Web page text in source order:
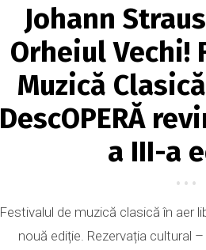
Johann
Orheiul Vechi!
Muzică
DescOPERĂ
a III-a
Festivalul de muzică clasică în aer
nouă ediție. Rezervația cultural –